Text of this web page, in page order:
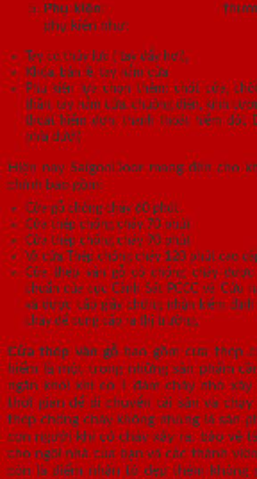
Phụ kiện:
phụ kiện như:
Tay co thủy lực ( tay đẩy hơi),
Khóa, bản lề, tay nắm cửa
Phụ kiện lựa chọn thêm: chốt cửa,
thần, tay nắm cửa, chuông điện, kính
thoát hiểm đơn, thanh thoát hiểm đôi,
phía dưới)
Hiện nay SaigonDoor mang đến cho
chính bao gồm:
Cửa gỗ chống cháy 60 phút.
Cửa thép chống cháy 70 phút
Cửa thép chống cháy 90 phút
Và cửa Thép chống cháy 120 phút cao
Cửa thép vân gỗ có chống cháy
chuẩn của cục Cảnh Sát PCCC và Cứu
và được cấp giấy chứng nhận kiểm
cháy để cung cấp ra thị trường.
Cửa thép vân gỗ bao gồm cửa thép
hiểm là một trong những sản phẩm
ngăn khói khi có 1 đám cháy nhỏ
thời gian để di chuyển tài sản và
thép chống cháy không những là sản
con người khi có cháy xảy ra, bảo vệ
cho ngôi nhà của bạn và các thành
còn là điểm nhấn tô đẹp thêm